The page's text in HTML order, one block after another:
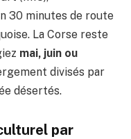
30 minutes de route
La Corse reste
mai, juin ou
divisés par
désertés.
par